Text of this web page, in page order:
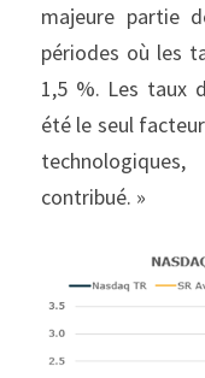
majeure partie
périodes où les
1,5 %. Les taux
été le seul
contribué. »